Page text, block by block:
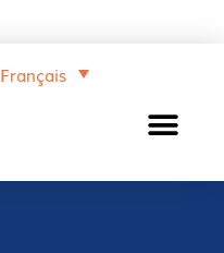
Français